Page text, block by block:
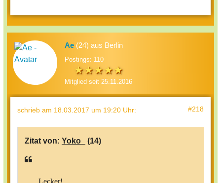
Ae (24) aus Berlin
Postings: 110
Mitglied seit 25.11.2016
schrieb am 18.03.2017 um 19:20 Uhr: #218
Zitat von: Yoko_ (14)